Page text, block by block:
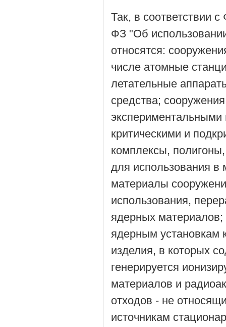
Так, в соответствии
ФЗ "Об
относятся:
числе атомные
летательные
средства;
критическими и
комплексы,
для использования
материалы
использования,
ядерных
ядерным установкам
изделия, в которых
генерируется
материалов и
отходов - не
источникам